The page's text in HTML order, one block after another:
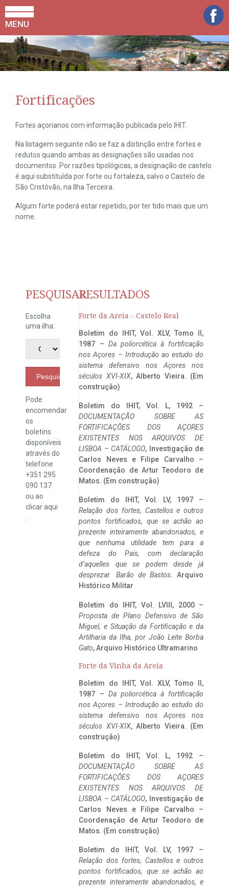
MENU
Fortificações
Fortes açorianos com informação publicada pelo IHIT.
Na listagem seguinte não se faz a distinção entre fortes e
redutos quando ambas as designações são usadas nos
documentos. Por razões tipológicas, a designação de castelo
é aqui substituída por forte ou fortaleza, salvo o Castelo de
São Cristóvão, na Ilha Terceira.
Algum forte poderá estar repetido, por ter tido mais que um
nome.
PESQUISAR
Escolha
uma ilha:
Pesquisar
Pode
encomendar
os
boletins
disponíveis
através do
telefone
+351 295
090 137
ou ao
clicaraqui
RESULTADOS
Forte da Areia - Castelo Real
Boletim do IHIT, Vol. XLV, Tomo II,
1987 – Da poliorcética à fortificação
nos Açores – Introdução ao estudo do
sistema defensivo nos Açores nos
séculos XVI-XIX, Alberto Vieira. (Em
construção)
Boletim do IHIT, Vol. L, 1992 –
DOCUMENTAÇÃO SOBRE AS
FORTIFICAÇÕES DOS AÇORES
EXISTENTES NOS ARQUIVOS DE
LISBOA – CATÁLOGO, Investigação de
Carlos Neves e Filipe Carvalho –
Coordenação de Artur Teodoro de
Matos. (Em construção)
Boletim do IHIT, Vol. LV, 1997 –
Relação dos fortes, Castellos e outros
pontos fortificados, que se achão ao
prezente inteiramente abandonados, e
que nenhuma utilidade tem para a
defeza do Pais, com declaração
d’aquelles que se podem desde já
desprezar. Barão de Bastos. Arquivo
Histórico Militar
Boletim do IHIT, Vol. LVIII, 2000 –
Proposta de Plano Defensivo de São
Miguel, e Situação da Fortificação e da
Artilharia da Ilha, por João Leite Borba
Gato, Arquivo Histórico Ultramarino
Forte da Vinha da Areia
Boletim do IHIT, Vol. XLV, Tomo II,
1987 – Da poliorcética à fortificação
nos Açores – Introdução ao estudo do
sistema defensivo nos Açores nos
séculos XVI-XIX, Alberto Vieira. (Em
construção)
Boletim do IHIT, Vol. L, 1992 –
DOCUMENTAÇÃO SOBRE AS
FORTIFICAÇÕES DOS AÇORES
EXISTENTES NOS ARQUIVOS DE
LISBOA – CATÁLOGO, Investigação de
Carlos Neves e Filipe Carvalho –
Coordenação de Artur Teodoro de
Matos. (Em construção)
Boletim do IHIT, Vol. LV, 1997 –
Relação dos fortes, Castellos e outros
pontos fortificados, que se achão ao
prezente inteiramente abandonados, e